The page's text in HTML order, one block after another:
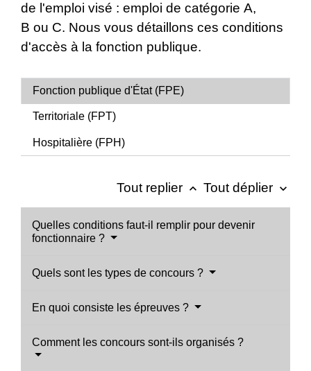
de l'emploi visé : emploi de catégorie A,
B ou C. Nous vous détaillons ces conditions
d'accès à la fonction publique.
Fonction publique d'État (FPE)
Territoriale (FPT)
Hospitalière (FPH)
Tout replier keyboard_arrow_up Tout déplier keyboard_arrow_down
Quelles conditions faut-il remplir pour devenir
fonctionnaire ?
Quels sont les types de concours ?
En quoi consiste les épreuves ?
Comment les concours sont-ils organisés ?